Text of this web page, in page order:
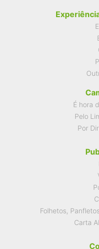
É hora
Pelo
Por
Folhetos,
Carta